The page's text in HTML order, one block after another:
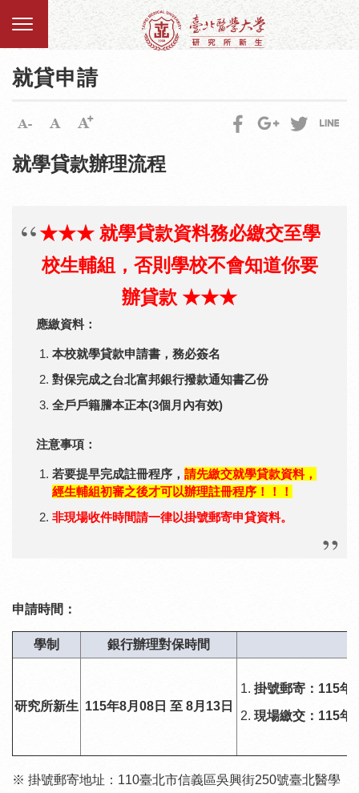
就貸申請
就學貸款辦理流程
★★★ 就學貸款資料務必繳交至學
校生輔組，否則學校不會知道你要
辦貸款 ★★★
應繳資料：
本校就學貸款申請書，務必簽名
對保完成之台北富邦銀行撥款通知書乙份
全戶戶籍謄本正本(3個月內有效)
注意事項：
若要提早完成註冊程序， 請先繳交就學貸款資料，
經生輔組初審之後才可以辦理註冊程序！！！
非現場收件時間請一律以掛號郵寄申貸資料。
申請時間：
學制 銀行辦理對保時間
研究所新生 115年8月08日 至 8月13日
掛號郵寄：115年
現場繳交：115年
※ 掛號郵寄地址：110臺北市信義區吳興街250號臺北醫學